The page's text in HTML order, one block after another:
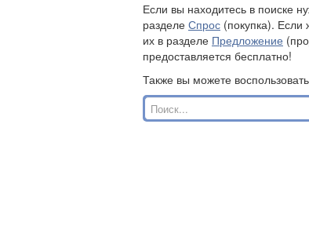
Если вы находитесь в поиске
разделе Спрос (покупка). Если
их в разделе Предложение
предоставляется бесплатно!
Также вы можете